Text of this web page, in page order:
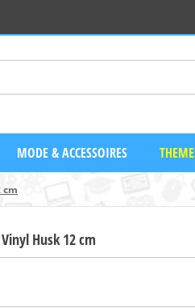
MODE & ACCESSOIRES
cm
Husk 12 cm